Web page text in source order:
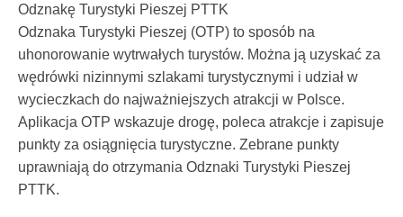
Odznakę Turystyki Pieszej PTTK
Odznaka Turystyki Pieszej (OTP) to sposób na
uhonorowanie wytrwałych turystów. Można ją uzyskać za
wędrówki nizinnymi szlakami turystycznymi i udział w
wycieczkach do najważniejszych atrakcji w Polsce.
Aplikacja OTP wskazuje drogę, poleca atrakcje i zapisuje
punkty za osiągnięcia turystyczne. Zebrane punkty
uprawniają do otrzymania Odznaki Turystyki Pieszej
PTTK.